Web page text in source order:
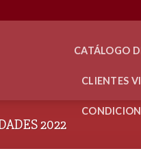
CATÁLOGO
CLIENTES
2022